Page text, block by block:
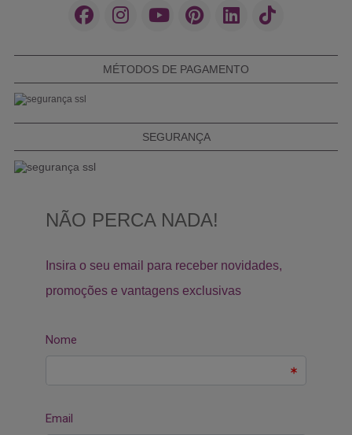
MÉTODOS DE PAGAMENTO
SEGURANÇA